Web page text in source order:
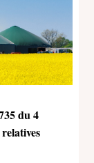
du 4